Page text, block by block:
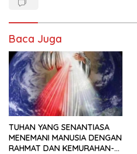
Baca Juga
TUHAN YANG SENANTIASA
MENEMANI MANUSIA DENGAN
RAHMAT DAN KEMURAHAN-